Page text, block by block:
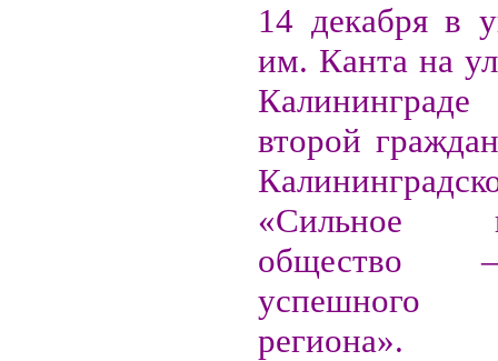
14 декабря в
им. Канта на
второй
«Сильное
общество
успешного
региона».